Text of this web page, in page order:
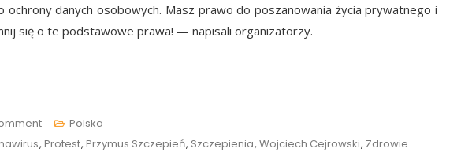
ochrony danych osobowych. Masz prawo do poszanowania życia prywatnego i
się o te podstawowe prawa! — napisali organizatorzy.
On
Wojciech
Polska
, Protest, Przymus Szczepień, Szczepienia, Wojciech Cejrowski, Zdrowie